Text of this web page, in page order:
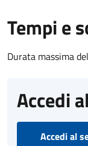
Tempi e
Durata massima
Accedi
Accedi al